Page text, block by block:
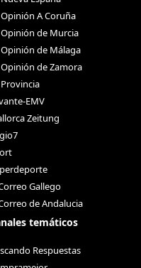
Opinión A Coruña
Opinión de Murcia
Opinión de Málaga
Opinión de Zamora
EMV
Zeitung
Gallego
de Andalucia
temáticos
Respuestas